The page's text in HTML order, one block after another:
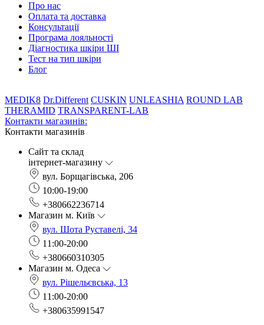
Про нас
Оплата та доставка
Консультації
Програма лояльності
Діагностика шкіри ШІ
Тест на тип шкіри
Блог
MEDIK8 Dr.Different CUSKIN UNLEASHIA ROUND LAB
THERAMID TRANSPARENT-LAB
Контакти магазинів:
Контакти магазинів
Сайт та склад
інтернет-магазину
вул. Борщагівська, 206
10:00-19:00
+380662236714
Магазин м. Київ
вул. Шота Руставелі, 34
11:00-20:00
+380660310305
Магазин м. Одеса
вул. Рішельєвська, 13
11:00-20:00
+380635991547